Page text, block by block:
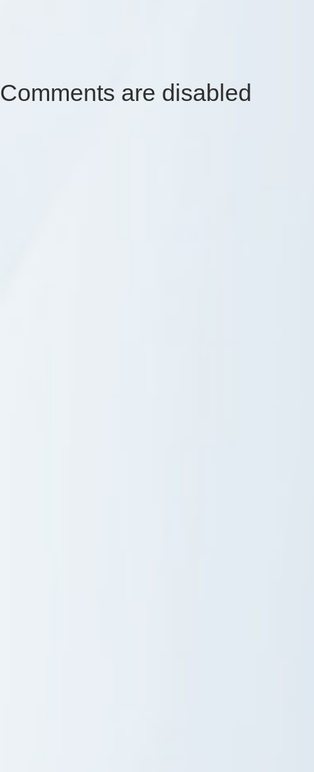
Comments are disabled